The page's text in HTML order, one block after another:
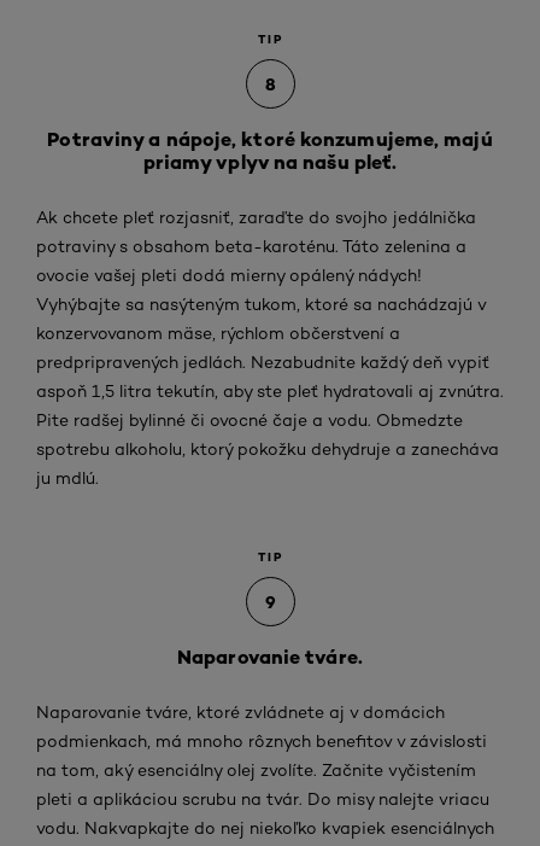
TIP
8
Potraviny a nápoje, ktoré konzumujeme, majú
priamy vplyv na našu pleť.
Ak chcete pleť rozjasniť, zaraďte do svojho jedálnička
potraviny s obsahom beta-karoténu. Táto zelenina a
ovocie vašej pleti dodá mierny opálený nádych!
Vyhýbajte sa nasýteným tukom, ktoré sa nachádzajú v
konzervovanom mäse, rýchlom občerstvení a
predpripravených jedlách. Nezabudnite každý deň vypiť
aspoň 1,5 litra tekutín, aby ste pleť hydratovali aj zvnútra.
Pite radšej bylinné či ovocné čaje a vodu. Obmedzte
spotrebu alkoholu, ktorý pokožku dehydruje a zanecháva
ju mdlú.
TIP
9
Naparovanie tváre.
Naparovanie tváre, ktoré zvládnete aj v domácich
podmienkach, má mnoho rôznych benefitov v závislosti
na tom, aký esenciálny olej zvolíte. Začnite vyčistením
pleti a aplikáciou scrubu na tvár. Do misy nalejte vriacu
vodu. Nakvapkajte do nej niekoľko kvapiek esenciálnych